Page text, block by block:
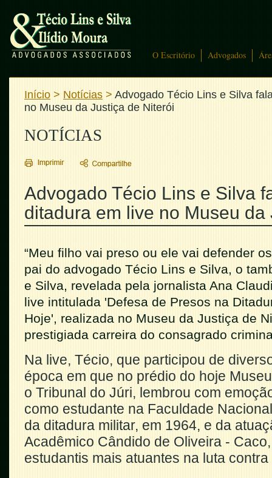
O Escritório Advogados
Início > Notícias > Advogado Técio Lins e Silva
no Museu da Justiça de Niterói
NOTÍCIAS
Advogado Técio Lins e Silva
ditadura em live no Museu
“Meu filho vai preso ou ele vai defender
pai do advogado Técio Lins e Silva, o
e Silva, revelada pela jornalista Ana
live intitulada 'Defesa de Presos na
Hoje', realizada no Museu da Justiça de
prestigiada carreira do consagrado
Na live, Técio, que participou de
época em que no prédio do hoje
o Tribunal do Júri, lembrou com
como estudante na Faculdade
da ditadura militar, em 1964, e da
Acadêmico Cândido de Oliveira -
estudantis mais atuantes na luta